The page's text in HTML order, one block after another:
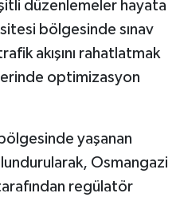
düzenlemeler hayata
bölgesinde sınav
akışını rahatlatmak
optimizasyon
yaşanan
Osmangazi
regülatör